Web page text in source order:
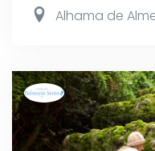
Alhama de